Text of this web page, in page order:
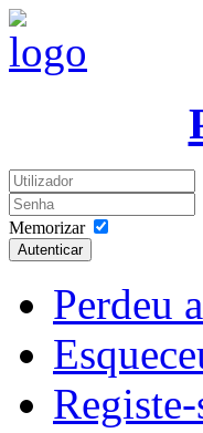
Memorizar
Autenticar
Perdeu
Registe-